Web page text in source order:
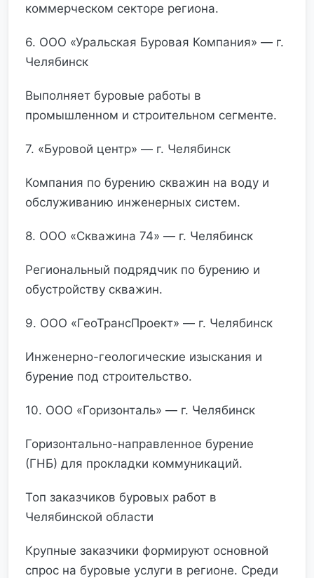
коммерческом секторе региона.
6. ООО «Уральская Буровая Компания» — г.
Челябинск
Выполняет буровые работы в
промышленном и строительном сегменте.
7. «Буровой центр» — г. Челябинск
Компания по бурению скважин на воду и
обслуживанию инженерных систем.
8. ООО «Скважина 74» — г. Челябинск
Региональный подрядчик по бурению и
обустройству скважин.
9. ООО «ГеоТрансПроект» — г. Челябинск
Инженерно-геологические изыскания и
бурение под строительство.
10. ООО «Горизонталь» — г. Челябинск
Горизонтально-направленное бурение
(ГНБ) для прокладки коммуникаций.
Топ заказчиков буровых работ в
Челябинской области
Крупные заказчики формируют основной
спрос на буровые услуги в регионе. Среди